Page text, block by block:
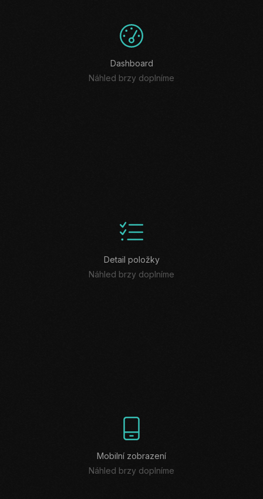
Dashboard
Náhled brzy doplníme
Detail položky
Náhled brzy doplníme
Mobilní zobrazení
Náhled brzy doplníme